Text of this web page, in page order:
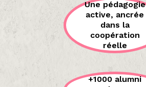
Une pédagogie
active, ancrée
dans la
coopération
réelle
+1000 alumni